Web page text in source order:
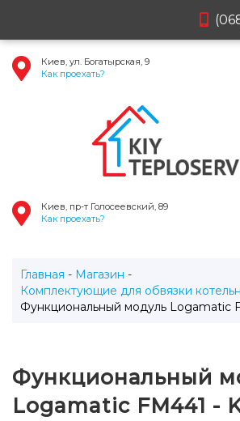
Киев, ул. Богатырская, 9
Как проехать?
Киев, пр-т Голосеевский, 89
Как проехать?
Главная
Магазин
Комплектующие для обвязки
Функциональный модуль Logamatic
Функциональный
Logamatic FM441 -